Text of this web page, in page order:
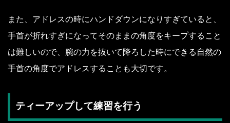
また、アドレスの時にハンドダウンになりすぎていると、
手首が折れすぎになってそのままの角度をキープすること
は難しいので、腕の力を抜いて降ろした時にできる自然の
手首の角度でアドレスすることも大切です。
ティーアップして練習を行う